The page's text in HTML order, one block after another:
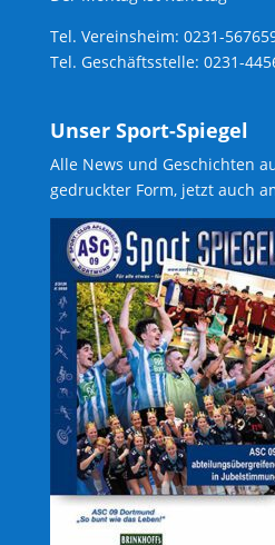
Tel. Vereinsheim: 0231-
Tel. Geschäftsstelle: 0231-
Unser Sport-Spiegel
Alle News und Geschichten
gedruckter Form, jetzt auch